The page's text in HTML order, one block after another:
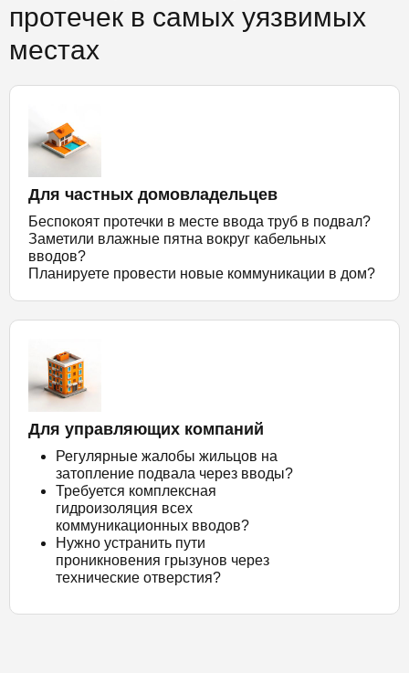
протечек в самых уязвимых
местах
Для частных домовладельцев
Беспокоят протечки в месте ввода труб в подвал?
Заметили влажные пятна вокруг кабельных
вводов?
Планируете провести новые коммуникации в дом?
Для управляющих компаний
Регулярные жалобы жильцов на
затопление подвала через вводы?
Требуется комплексная
гидроизоляция всех
коммуникационных вводов?
Нужно устранить пути
проникновения грызунов через
технические отверстия?